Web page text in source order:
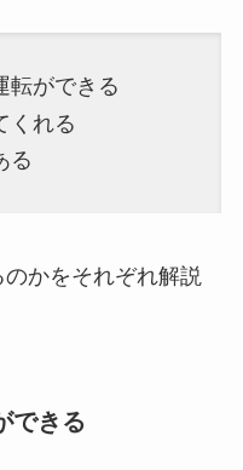
転ができる
くれる
る
かをそれぞれ解説
できる